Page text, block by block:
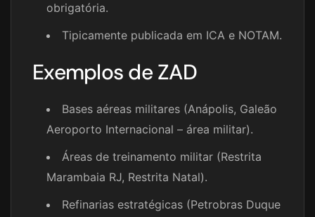
obrigatória.
Tipicamente publicada em ICA e NOTAM.
Exemplos de ZAD
Bases aéreas militares (Anápolis, Galeão
Aeroporto Internacional – área militar).
Áreas de treinamento militar (Restrita
Marambaia RJ, Restrita Natal).
Refinarias estratégicas (Petrobras Duque